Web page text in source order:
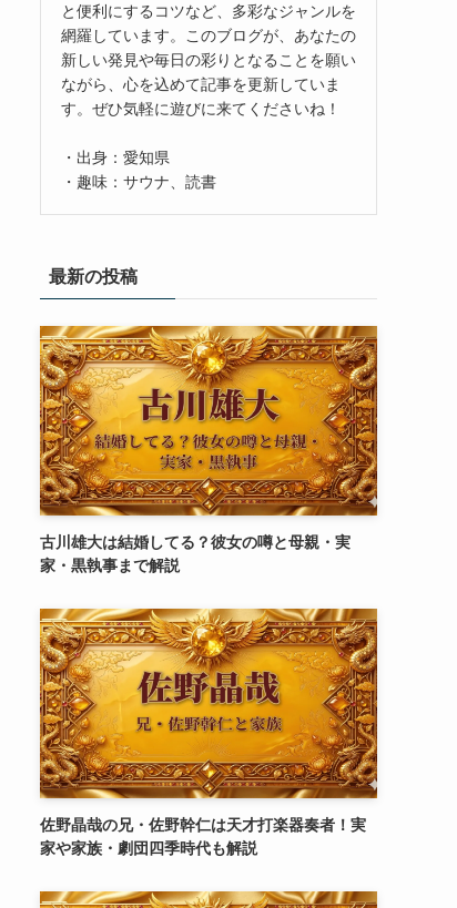
と便利にするコツなど、多彩なジャンルを
網羅しています。このブログが、あなたの
新しい発見や毎日の彩りとなることを願い
ながら、心を込めて記事を更新していま
す。ぜひ気軽に遊びに来てくださいね！
・出身：愛知県
・趣味：サウナ、読書
最新の投稿
古川雄大は結婚してる？彼女の噂と母親・実
家・黒執事まで解説
佐野晶哉の兄・佐野幹仁は天才打楽器奏者！実
家や家族・劇団四季時代も解説